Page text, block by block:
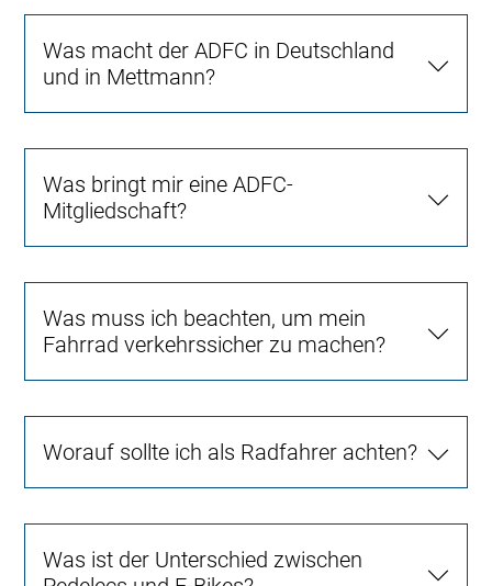
Was macht der ADFC in Deutschland
und in Mettmann?
Was bringt mir eine ADFC-
Mitgliedschaft?
Was muss ich beachten, um mein
Fahrrad verkehrssicher zu machen?
Worauf sollte ich als Radfahrer achten?
Was ist der Unterschied zwischen